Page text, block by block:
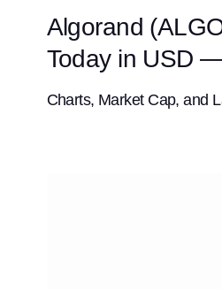
Algorand
Today in USD
Charts, Market Cap, and